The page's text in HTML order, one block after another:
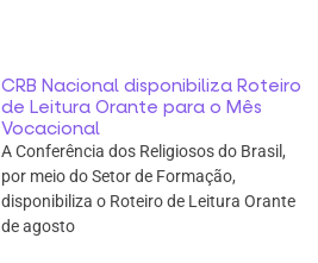
CRB Nacional disponibiliza Roteiro
de Leitura Orante para o Mês
Vocacional
A Conferência dos Religiosos do Brasil,
por meio do Setor de Formação,
disponibiliza o Roteiro de Leitura Orante
de agosto